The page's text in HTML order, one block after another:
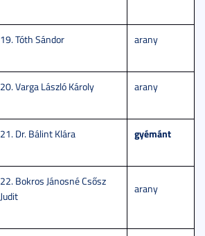
19. Tóth Sándor arany
20. Varga László Károly arany
21. Dr. Bálint Klára gyémánt
22. Bokros Jánosné Csősz
Judit
arany